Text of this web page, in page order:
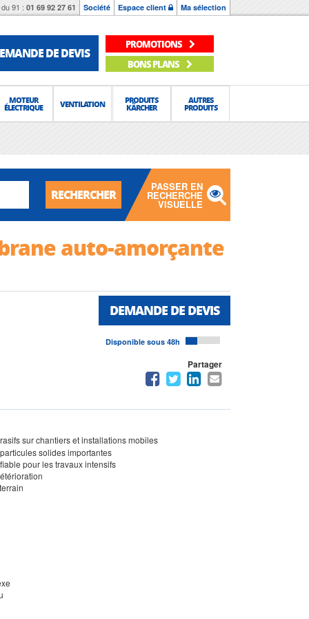
91 : 01 69 92 27 61 Société Espace client Ma sélection
DE DEVIS
PROMOTIONS
BONS PLANS
MOTEUR
ÉLECTRIQUE VENTILATION PRODUITS
KÄRCHER
AUTRES
PRODUITS
RECHERCHER
PASSER EN
RECHERCHE
VISUELLE
auto-amorçante
DEMANDE DE DEVIS
Disponible sous 48h
Partager
sur chantiers et installations mobiles
solides importantes
pour les travaux intensifs